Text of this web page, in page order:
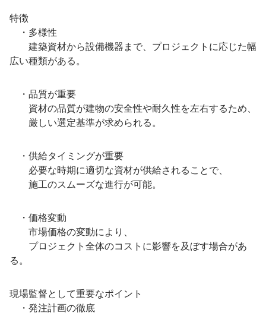
特徴
・多様性
建築資材から設備機器まで、プロジェクトに応じた幅
広い種類がある。
・品質が重要
資材の品質が建物の安全性や耐久性を左右するため、
厳しい選定基準が求められる。
・供給タイミングが重要
必要な時期に適切な資材が供給されることで、
施工のスムーズな進行が可能。
・価格変動
市場価格の変動により、
プロジェクト全体のコストに影響を及ぼす場合があ
る。
現場監督として重要なポイント
・発注計画の徹底